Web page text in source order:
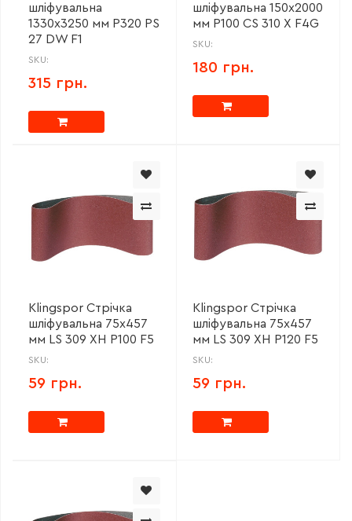
шліфувальна
1330х3250 мм P320 PS
27 DW F1
SKU:
315 грн.
шліфувальна 150х2000
мм P100 CS 310 X F4G
SKU:
180 грн.
Klingspor Стрічка
шліфувальна 75x457
мм LS 309 XH P100 F5
SKU:
59 грн.
Klingspor Стрічка
шліфувальна 75x457
мм LS 309 XH P120 F5
SKU:
59 грн.